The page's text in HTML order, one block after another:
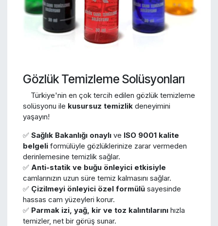
Gözlük Temizleme Solüsyonları
Türkiye'nin en çok tercih edilen gözlük temizleme
solüsyonu ile kusursuz temizlik deneyimini
yaşayın!
✅ Sağlık Bakanlığı onaylı ve ISO 9001 kalite
belgeli formülüyle gözlüklerinize zarar vermeden
derinlemesine temizlik sağlar.
✅ Anti-statik ve buğu önleyici etkisiyle
camlarınızın uzun süre temiz kalmasını sağlar.
✅ Çizilmeyi önleyici özel formülü sayesinde
hassas cam yüzeyleri korur.
✅ Parmak izi, yağ, kir ve toz kalıntılarını hızla
temizler, net bir görüş sunar.